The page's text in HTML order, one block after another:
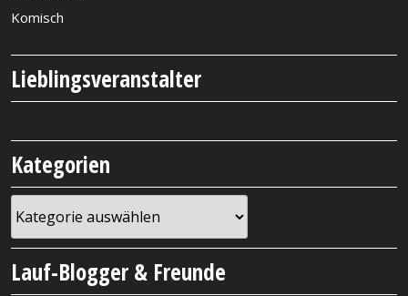
Komisch
Lieblingsveranstalter
Kategorien
Lauf-Blogger & Freunde